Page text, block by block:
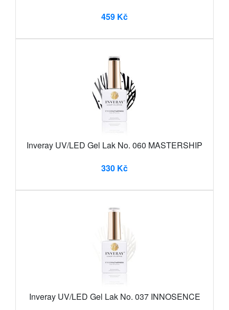
459 Kč
Inveray UV/LED Gel Lak No. 060 MASTERSHIP
330 Kč
Inveray UV/LED Gel Lak No. 037 INNOSENCE